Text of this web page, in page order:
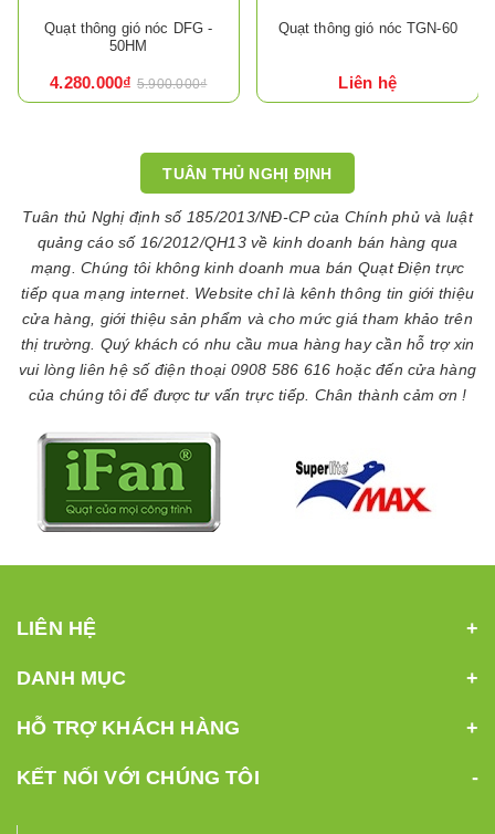
Quạt thông gió nóc DFG -
50HM
4.280.000₫ 5.900.000₫
Quạt thông gió nóc TGN-60
Liên hệ
TUÂN THỦ NGHỊ ĐỊNH
Tuân thủ Nghị định số 185/2013/NĐ-CP của Chính phủ và luật
quảng cáo số 16/2012/QH13 về kinh doanh bán hàng qua
mạng. Chúng tôi không kinh doanh mua bán Quạt Điện trực
tiếp qua mạng internet. Website chỉ là kênh thông tin giới thiệu
cửa hàng, giới thiệu sản phẩm và cho mức giá tham khảo trên
thị trường. Quý khách có nhu cầu mua hàng hay cần hỗ trợ xin
vui lòng liên hệ số điện thoại 0908 586 616 hoặc đến cửa hàng
của chúng tôi để được tư vấn trực tiếp. Chân thành cảm ơn !
LIÊN HỆ
DANH MỤC
HỖ TRỢ KHÁCH HÀNG
KẾT NỐI VỚI CHÚNG TÔI